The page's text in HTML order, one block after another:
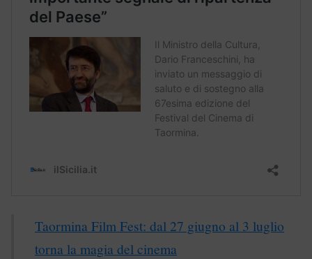
Taormina Film Fest: dal 27 giugno al 3 luglio
torna la magia del cinema